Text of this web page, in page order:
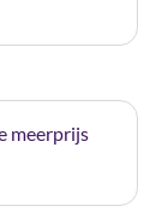
meerprijs